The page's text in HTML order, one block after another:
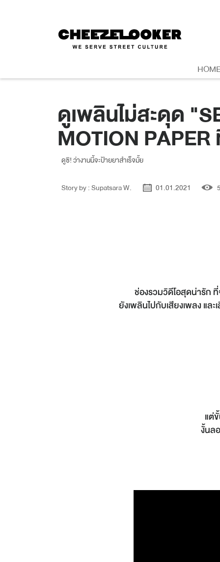
ดูเพลินไม่สะดุด
MOTION
ดูซิ! ว่างานนี้จะป้ายยาสำเร็จมั้ย
Story by : Supatsara W. 01.01.2021
ช่องรวมวิดีโอสุดน่ารัก
ยังเพลินไปกับเสียงเพลง แ
แต่
งั้นล